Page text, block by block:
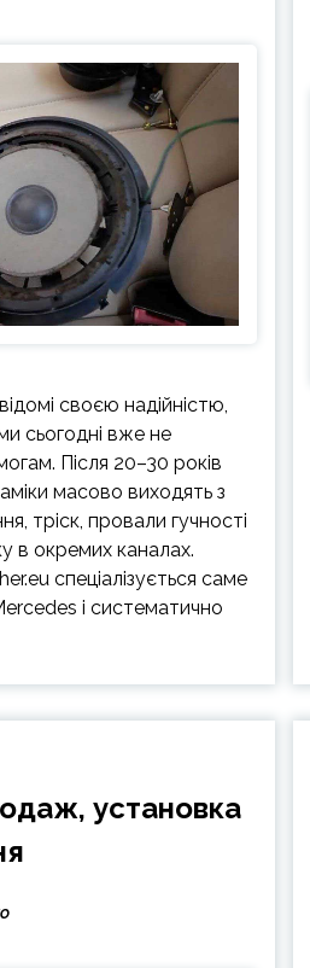
своєю надійністю,
сьогодні вже не
Після 20–30 років
масово виходять з
тріск, провали гучності
в окремих каналах.
спеціалізується саме
і систематично
установка